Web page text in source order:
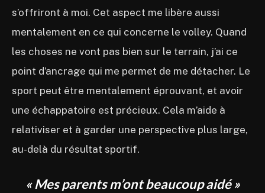
s’offriront à moi. Cet aspect me libère aussi
mentalement en ce qui concerne le volley. Quand
les choses ne vont pas bien sur le terrain, j’ai ce
point d’ancrage qui me permet de me détacher. Le
sport peut être mentalement éprouvant, et avoir
une échappatoire est précieux. Cela m’aide à
relativiser et à garder une perspective plus large,
au-delà du résultat sportif.
« Mes parents m’ont beaucoup aidé »